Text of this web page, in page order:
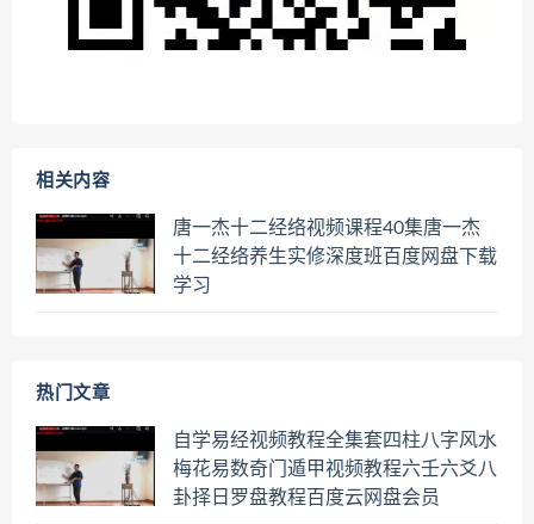
相关内容
唐一杰十二经络视频课程40集唐一杰
十二经络养生实修深度班百度网盘下载
学习
热门文章
自学易经视频教程全集套四柱八字风水
梅花易数奇门遁甲视频教程六壬六爻八
卦择日罗盘教程百度云网盘会员